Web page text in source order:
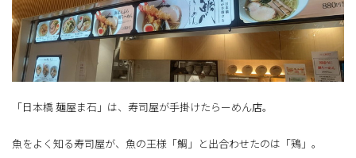
「日本橋 麺屋ま石」は、寿司屋が手掛けたらーめん店。
魚をよく知る寿司屋が、魚の王様「鯛」と出合わせたのは「鶏」。